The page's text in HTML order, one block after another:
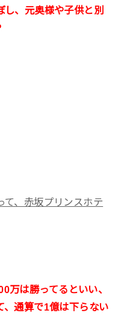
、元奥様や子供と別
て、赤坂プリンスホテ
万は勝ってるといい、
、通算で1億は下らない